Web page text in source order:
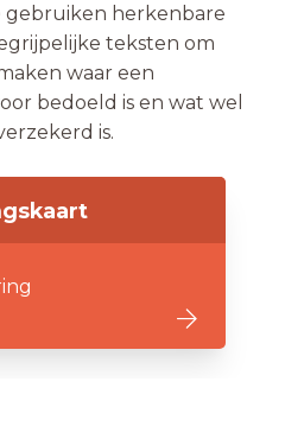
gebruiken herkenbare
teksten om
waar een
bedoeld is en wat wel
is.